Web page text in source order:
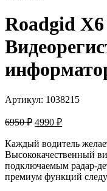
Roadgid
Артикул: 1038215
6950₽ 4990 ₽
Каждый водитель
Высококачественный
подключаемым радар-
премиум функций